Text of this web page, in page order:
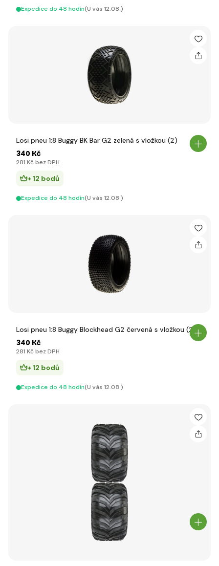
Expedice do 48 hodín(U vás 12.08.)
Losi pneu 1:8 Buggy BK Bar G2 zelená s vložkou (2)
340 Kč
281 Kč bez DPH
+ 12 bodů
Expedice do 48 hodín(U vás 12.08.)
Losi pneu 1:8 Buggy Blockhead G2 červená s vložkou (2)
340 Kč
281 Kč bez DPH
+ 12 bodů
Expedice do 48 hodín(U vás 12.08.)